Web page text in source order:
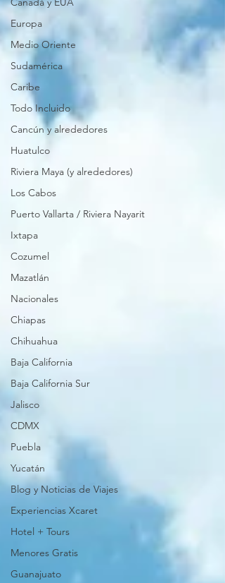
Europa
Medio Oriente
Sudamérica
Caribe
Todo Incluido
Cancún y alrededores
Huatulco
Riviera Maya (y alrededores)
Los Cabos
Puerto Vallarta / Riviera Nayarit
Ixtapa
Cozumel
Mazatlán
Nacionales
Chiapas
Chihuahua
Baja California
Baja California Sur
Jalisco
CDMX
Puebla
Yucatán
Blog y Noticias de Viajes
Experiencias Xcaret
Hotel + Tours
Menores Gratis
Guanajuato